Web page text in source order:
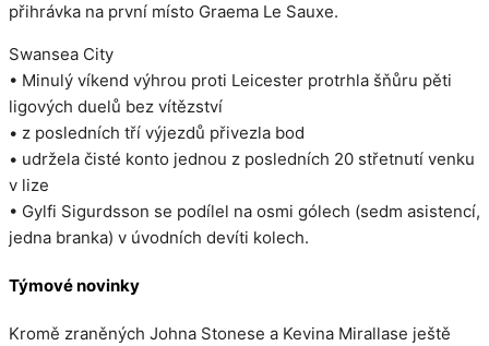
přihrávka na první místo Graema Le Sauxe.
Swansea City
• Minulý víkend výhrou proti Leicester protrhla šňůru pěti
ligových duelů bez vítězství
• z posledních tří výjezdů přivezla bod
• udržela čisté konto jednou z posledních 20 střetnutí venku
v lize
• Gylfi Sigurdsson se podílel na osmi gólech (sedm asistencí,
jedna branka) v úvodních devíti kolech.
Týmové novinky
Kromě zraněných Johna Stonese a Kevina Mirallase ještě